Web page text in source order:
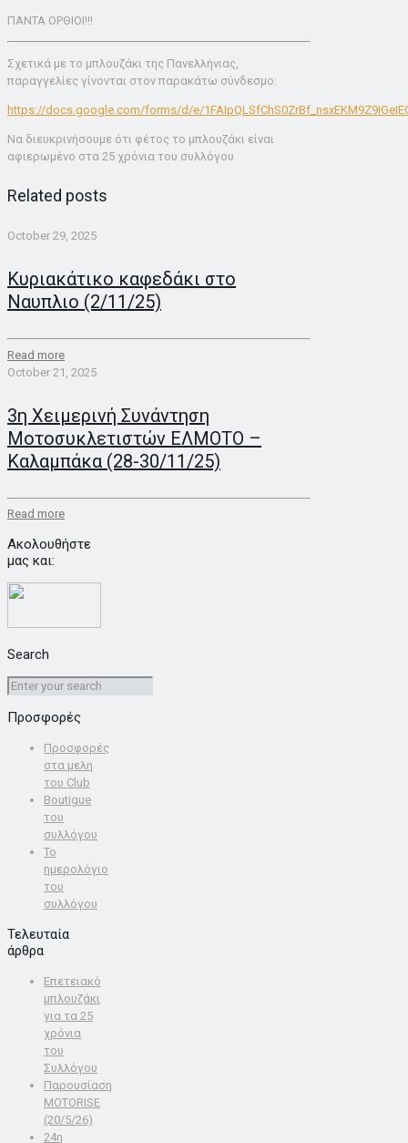
ΠΑΝΤΑ ΟΡΘΙΟΙ!!!
Σχετικά με το μπλουζάκι της Πανελλήνιας,
παραγγελίες γίνονται στον παρακάτω σύνδεσμο:
https://docs.google.com/forms/d/e/
Να διευκρινήσουμε ότι φέτος το μπλουζάκι είναι
αφιερωμένο στα 25 χρόνια του συλλόγου
Related posts
October 29, 2025
Κυριακάτικο καφεδάκι στο
Ναυπλιο (2/11/25)
Read more
October 21, 2025
3η Χειμερινή Συνάντηση
Μοτοσυκλετιστών ΕΛΜΟΤΟ –
Καλαμπάκα (28-30/11/25)
Read more
Ακολουθήστε
μας και:
Search
Προσφορές
Προσφoρές
στα μελη
του Club
Boutigue
του
συλλόγου
Το
ημερολόγιο
του
συλλόγου
Τελευταία
άρθρα
Επετειακό
μπλουζάκι
για τα 25
χρόνια
του
Συλλόγου
Παρουσίαση
MOTORISE
(20/5/26)
24η